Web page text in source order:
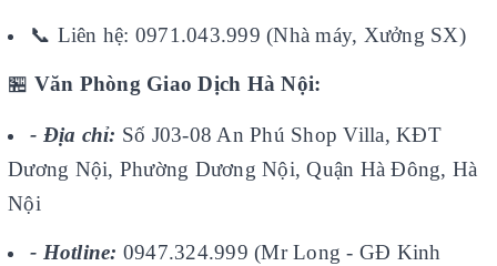
📞 Liên hệ: 0971.043.999 (Nhà máy, Xưởng SX)
🏪 Văn Phòng Giao Dịch Hà Nội:
- Địa chỉ: Số J03-08 An Phú Shop Villa, KĐT
Dương Nội, Phường Dương Nội, Quận Hà Đông, Hà
Nội
- Hotline: 0947.324.999 (Mr Long - GĐ Kinh